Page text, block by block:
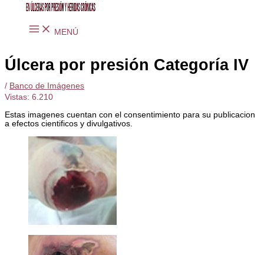
MENÚ
Úlcera por presión Categoría IV
/ Banco de Imágenes
Vistas: 6.210
Estas imagenes cuentan con el consentimiento para su publicacion
a efectos cientificos y divulgativos.